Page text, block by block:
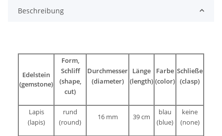
Beschreibung
Edelstein
(gemstone)
Form,
Schliff
(shape,
cut)
Durchmesser
(diameter)
Länge
(length)
Farbe
(color)
Schließe
(clasp)
Lapis
(lapis)
rund
(round)
16 mm 39 cm
blau
(blue)
keine
(none)